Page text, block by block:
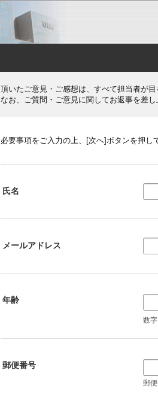
頂いたご意見・ご感想は、すべて担当者が
なお、ご質問・ご意見に関してお返事を差
必要事項をご入力の上、[次へ]ボタンを押し
氏名
メールアドレス
年齢
数
郵便番号
郵